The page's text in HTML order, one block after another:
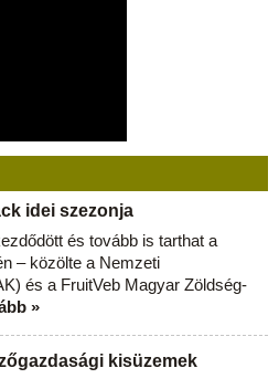
idei szezonja
és tovább is tarthat a
– közölte a Nemzeti
és a FruitVeb Magyar Zöldség-
»
kisüzemek